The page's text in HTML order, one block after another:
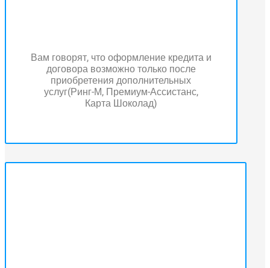
Вам говорят, что оформление кредита и
договора возможно только после
приобретения дополнительных
услуг(Ринг-М, Премиум-Ассистанс,
Карта Шоколад)